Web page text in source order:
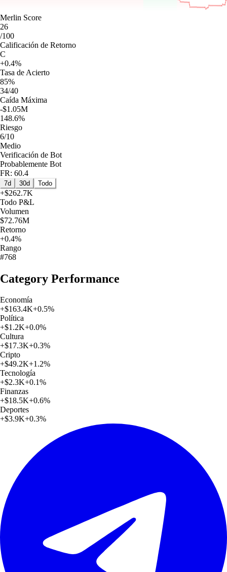
Merlin Score
26
/100
Calificación de Retorno
C
+0.4%
Tasa de Acierto
85%
34/40
Caída Máxima
-$1.05M
148.6%
Riesgo
6/10
Medio
Verificación de Bot
Probablemente Bot
FR: 60.4
7d 30d Todo
+$262.7K
Todo P&L
Volumen
$72.76M
Retorno
+0.4%
Rango
#768
Category Performance
Economía
+$163.4K+0.5%
Política
+$1.2K+0.0%
Cultura
+$17.3K+0.3%
Cripto
+$49.2K+1.2%
Tecnología
+$2.3K+0.1%
Finanzas
+$18.5K+0.6%
Deportes
+$3.9K+0.3%